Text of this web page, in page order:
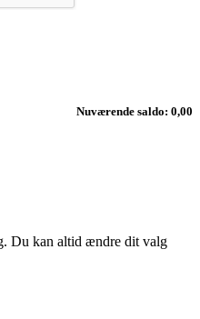
Nuværende saldo: 0,00
Du kan altid ændre dit valg